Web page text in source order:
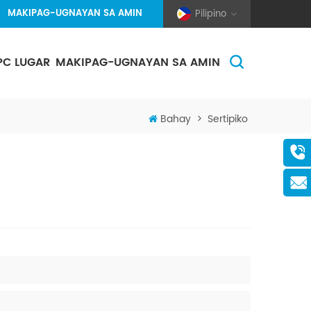
Pilipino
MAKIPAG-UGNAYAN SA AMIN
LUGAR MAKIPAG-UGNAYAN SA AMIN
Bahay > Sertipiko